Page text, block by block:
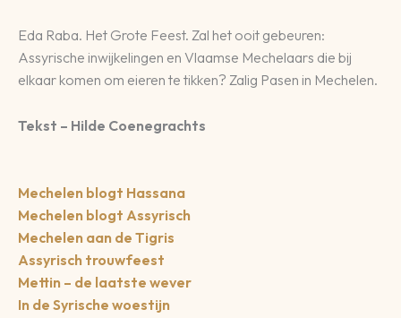
Eda Raba. Het Grote Feest. Zal het ooit gebeuren:
Assyrische inwijkelingen en Vlaamse Mechelaars die bij
elkaar komen om eieren te tikken? Zalig Pasen in Mechelen.
Tekst – Hilde Coenegrachts
Mechelen blogt Hassana
Mechelen blogt Assyrisch
Mechelen aan de Tigris
Assyrisch trouwfeest
Mettin – de laatste wever
In de Syrische woestijn